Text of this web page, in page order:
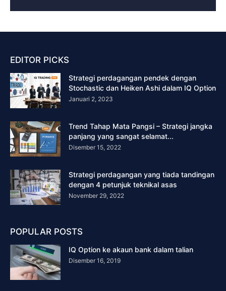
EDITOR PICKS
Strategi perdagangan pendek dengan
Stochastic dan Heiken Ashi dalam IQ Option
Januari 2, 2023
Trend Tahap Mata Pangsi – Strategi jangka
panjang yang sangat selamat...
Disember 15, 2022
Strategi perdagangan yang tiada tandingan
dengan 4 petunjuk teknikal asas
November 29, 2022
POPULAR POSTS
IQ Option ke akaun bank dalam talian
Disember 16, 2019